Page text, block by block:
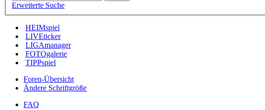
Erweiterte Suche
HEIMspiel
LIVEticker
LIGAmanager
FOTOgalerie
TIPPspiel
Foren-Übersicht
Ändere Schriftgröße
FAQ